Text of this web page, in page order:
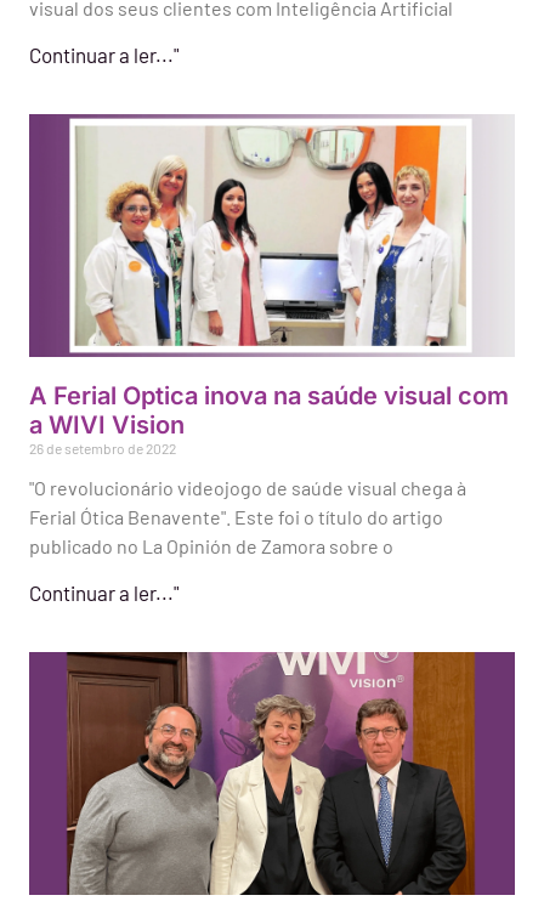
visual dos seus clientes com Inteligência Artificial
Continuar a ler..."
A Ferial Optica inova na saúde visual com
a WIVI Vision
26 de setembro de 2022
"O revolucionário videojogo de saúde visual chega à
Ferial Ótica Benavente". Este foi o título do artigo
publicado no La Opinión de Zamora sobre o
Continuar a ler..."